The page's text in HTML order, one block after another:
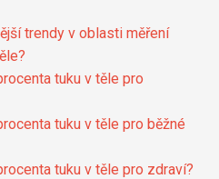
trendy v oblasti měření
tuku v těle pro
tuku v těle pro běžné
tuku v těle pro zdraví?